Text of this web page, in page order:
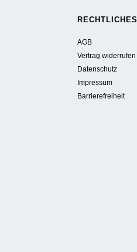
RECHTLICHES
AGB
Vertrag widerrufen
Datenschutz
Impressum
Barrierefreiheit